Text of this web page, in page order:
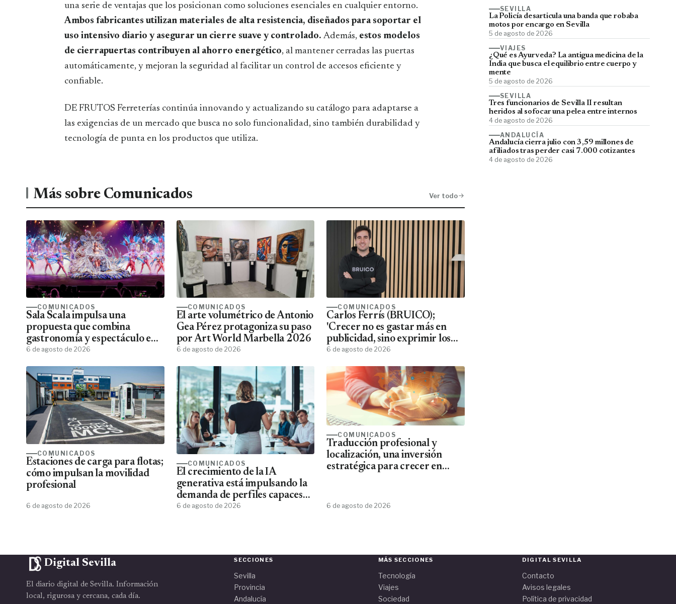
una serie de ventajas que los posicionan como soluciones esenciales en cualquier entorno.
Ambos fabricantes utilizan materiales de alta resistencia, diseñados para soportar el
uso intensivo diario y asegurar un cierre suave y controlado. Además, estos modelos
de cierrapuertas contribuyen al ahorro energético, al mantener cerradas las puertas
automáticamente, y mejoran la seguridad al facilitar un control de accesos eficiente y
confiable.
DE FRUTOS Ferreterías continúa innovando y actualizando su catálogo para adaptarse a
las exigencias de un mercado que busca no solo funcionalidad, sino también durabilidad y
tecnología de punta en los productos que utiliza.
Más sobre Comunicados Ver todo
COMUNICADOS
Sala Scala impulsa una
propuesta que combina
gastronomía y espectáculo en
Gran Canaria
6 de agosto de 2026
COMUNICADOS
El arte volumétrico de Antonio
Gea Pérez protagoniza su paso
por Art World Marbella 2026
6 de agosto de 2026
COMUNICADOS
Carlos Ferrís (BRUICO);
'Crecer no es gastar más en
publicidad, sino exprimir los
datos que ya tienes'
6 de agosto de 2026
COMUNICADOS
Estaciones de carga para flotas;
cómo impulsan la movilidad
profesional
6 de agosto de 2026
COMUNICADOS
El crecimiento de la IA
generativa está impulsando la
demanda de perfiles capaces
de aplicar esta tecnología
6 de agosto de 2026
COMUNICADOS
Traducción profesional y
localización, una inversión
estratégica para crecer en
6 de agosto de 2026
SEVILLA
La Policía desarticula una banda que robaba
motos por encargo en Sevilla
5 de agosto de 2026
VIAJES
¿Qué es Ayurveda? La antigua medicina de la
India que busca el equilibrio entre cuerpo y
mente
5 de agosto de 2026
SEVILLA
Tres funcionarios de Sevilla II resultan
heridos al sofocar una pelea entre internos
4 de agosto de 2026
ANDALUCÍA
Andalucía cierra julio con 3,59 millones de
afiliados tras perder casi 7.000 cotizantes
4 de agosto de 2026
Digital Sevilla
El diario digital de Sevilla. Información
local, rigurosa y cercana, cada día.
SECCIONES
Sevilla
Provincia
Andalucía
MÁS SECCIONES
Tecnología
Viajes
Sociedad
DIGITAL SEVILLA
Contacto
Avisos legales
Política de privacidad